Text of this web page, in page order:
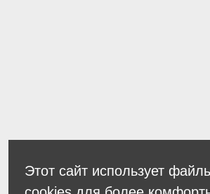
Этот сайт использует